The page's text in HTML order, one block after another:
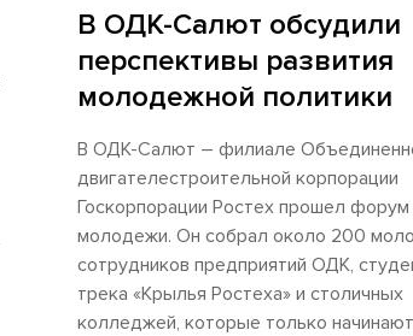
В ОДК-Салют обсудили
перспективы развития
молодежной политики
В ОДК-Салют – филиале
двигателестроительной корпорации
Госкорпорации Ростех прошел форум
молодежи. Он собрал около 200
сотрудников предприятий ОДК,
трека «Крылья Ростеха» и столичных
колледжей, которые только